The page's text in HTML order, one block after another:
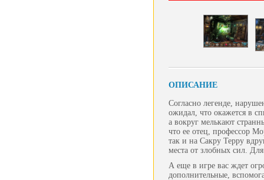
ОПИСАНИЕ
Согласно легенде,
ожидал, что окажется в
а вокруг мелькают
что ее отец, профессор
так и на Сакру Терру
места от злобных сил.
А еще в игре вас ждет
дополнительные,